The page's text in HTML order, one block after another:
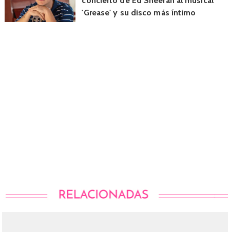
'Grease' y su disco más íntimo